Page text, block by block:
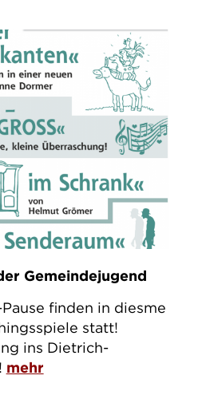
Gemeindejugend
finden in diesme
statt!
ins Dietrich-
mehr